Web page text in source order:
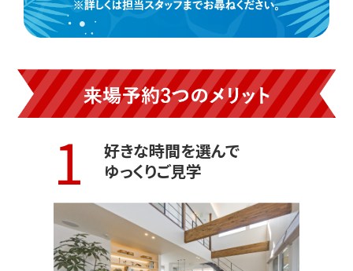
1
好きな時間を選んで
ゆっくりご見学